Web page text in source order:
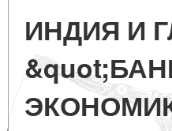
ИНДИЯ И